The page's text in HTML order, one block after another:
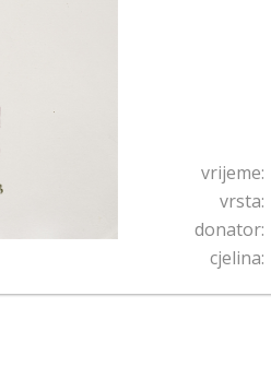
vrijeme:
vrsta:
donator:
cjelina: